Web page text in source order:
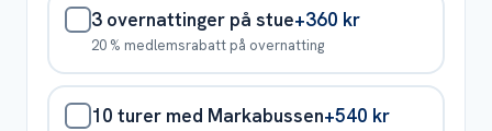
3 overnattinger på stue+360 kr
20 % medlemsrabatt på overnatting
10 turer med Markabussen+540 kr